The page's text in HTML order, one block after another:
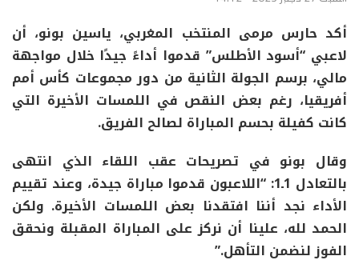
أكد حارس مرمى المنتخب المغربي، ياسين بونو، أن
لاعبي “أسود الأطلس” قدموا أداءً جيدًا خلال مواجهة
مالي، برسم الجولة الثانية من دور مجموعات كأس أمم
أفريقيا، رغم بعض النقص في اللمسات الأخيرة التي
كانت كفيلة بحسم المباراة لصالح الفريق.
وقال بونو في تصريحات عقب اللقاء الذي انتهى
بالتعادل 1ـ1: “اللاعبون قدموا مباراة جيدة، وعند تقييم
الأداء نجد أننا افتقدنا بعض اللمسات الأخيرة. ولكن
الحمد لله، علينا أن نركز على المباراة المقبلة ونحقق
الفوز لنضمن التأهل.”